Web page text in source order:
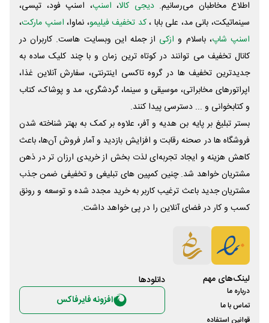
اطلاع مخاطبان می‌رسانیم. دیجی کالا، اسنپ، اسنپ فود، تپسی،
سینماتیکت، بانی مد، علی‌ بابا ،کد تخفیف فیلیمو، نماوا، اسنپ مارکت،
اسنپ شاپ، باسلام و ازکی از جمله این وبسایت ‌هاست. کاربران در
کانال تخفیف می توانند در کوتاه ترین زمان و با چند کلیک ساده به
جدیدترین تخفیف ها در گروه تاکسی اینترنتی، سفارش آنلاین غذا،
اپراتورهای مخابراتی، موسیقی و سینما، گردشگری، مد و پوشاک، کتاب
و کتابخوانی و ... دسترسی پیدا کنند.
بستر تبلیغ بر پایه بن هدیه و آفر، علاوه بر کمک به بهتر شناخته شدن
فروشگاه ها در صحنه رقابت و افزایش بازدید و آمار فروش آن‌ها، باعث
کاهش هزینه و ایجاد تجربه‌ای لذت بخش از خریدی ارزان تر در ذهن
مشتریان خواهد شد. چنین کمپین های تبلیغی و تخفیفی ضمن جذب
مشتریان جدید باعث ترغیب کاربر به خرید مجدد شده و توسعه و رونق
کسب و کار در فضای آنلاین را در پی خواهد داشت.
لینک‌های مهم
درباره ما
تماس با ما
قوانین استفاده
دانلود‌ها
افزونه فایرفاکس